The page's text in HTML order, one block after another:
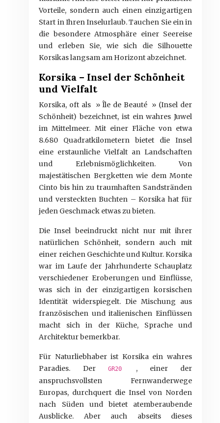
Vorteile, sondern auch einen einzigartigen
Start in Ihren Inselurlaub. Tauchen Sie ein in
die besondere Atmosphäre einer Seereise
und erleben Sie, wie sich die Silhouette
Korsikas langsam am Horizont abzeichnet.
Korsika – Insel der Schönheit
und Vielfalt
Korsika, oft als » Île de Beauté » (Insel der
Schönheit) bezeichnet, ist ein wahres Juwel
im Mittelmeer. Mit einer Fläche von etwa
8.680 Quadratkilometern bietet die Insel
eine erstaunliche Vielfalt an Landschaften
und Erlebnismöglichkeiten. Von
majestätischen Bergketten wie dem Monte
Cinto bis hin zu traumhaften Sandstränden
und versteckten Buchten – Korsika hat für
jeden Geschmack etwas zu bieten.
Die Insel beeindruckt nicht nur mit ihrer
natürlichen Schönheit, sondern auch mit
einer reichen Geschichte und Kultur. Korsika
war im Laufe der Jahrhunderte Schauplatz
verschiedener Eroberungen und Einflüsse,
was sich in der einzigartigen korsischen
Identität widerspiegelt. Die Mischung aus
französischen und italienischen Einflüssen
macht sich in der Küche, Sprache und
Architektur bemerkbar.
Für Naturliebhaber ist Korsika ein wahres
Paradies. Der
GR20 , einer der
anspruchsvollsten Fernwanderwege
Europas, durchquert die Insel von Norden
nach Süden und bietet atemberaubende
Ausblicke. Aber auch abseits dieses